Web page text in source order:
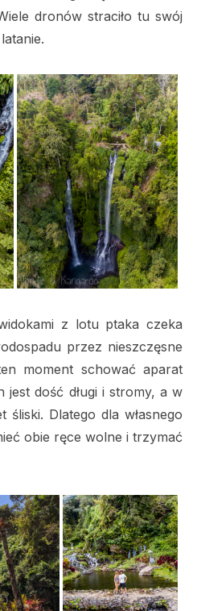
dronów straciło tu swój
z lotu ptaka czeka
przez nieszczęsne
moment schować aparat
jest dość długi i stromy, a w
śliski. Dlatego dla własnego
obie ręce wolne i trzymać